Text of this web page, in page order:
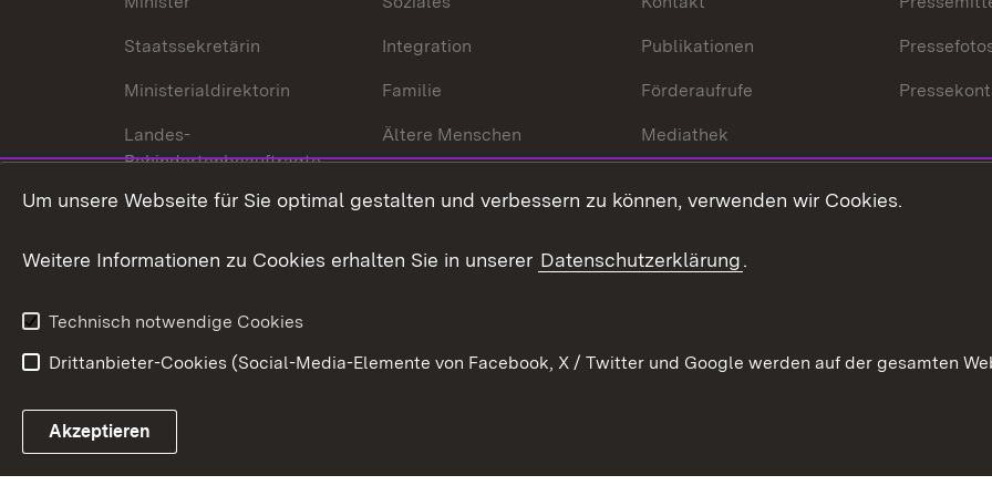
Staatssekretärin
Ministerialdirektorin
Landes-
Behindertenbeauftragte
Bürgerreferent
Karriere
Integration
Familie
Ältere Menschen
Behinderungen
Bürgerengagement
Publikationen
Förderaufrufe
Mediathek
Link zum Landesportal
Um unsere Webseite für Sie optimal gestalten und verbessern zu können, verwenden wir Cookies.
Weitere Informationen zu Cookies erhalten Sie in unserer Datenschutzerklärung.
Technisch notwendige Cookies
Drittanbieter-Cookies (Social-Media-Elemente von Facebook, X / Twitter und Google werden auf der gesamten
Akzeptieren